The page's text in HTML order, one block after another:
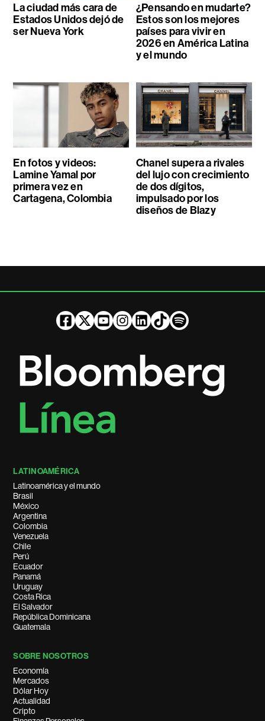
La ciudad más cara de
Estados Unidos dejó de
ser Nueva York
¿Pensando en mudarte?
Estos son los mejores
países para vivir en
2026 en América Latina
y el mundo
En fotos y videos:
Lamine Yamal por
primera vez en
Cartagena, Colombia
Chanel supera a rivales
del lujo con crecimiento
de dos dígitos,
impulsado por los
diseños de Blazy
LATINOAMÉRICA
Latinoamérica y el mundo
Brasil
México
Argentina
Colombia
Venezuela
Chile
Perú
Ecuador
Panamá
Uruguay
Costa Rica
El Salvador
República Dominicana
Guatemala
SOBRE NOSOTROS
Economía
Mercados
Dólar Hoy
Actualidad
Cripto